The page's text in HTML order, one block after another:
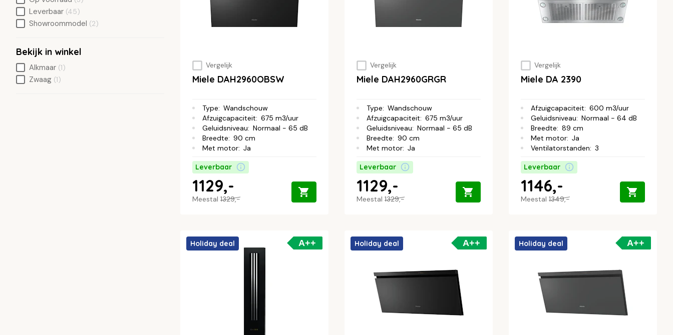
Vergelijk
Miele DAH2960OBSW
Type: Wandschouw
Afzuigcapaciteit: 675 m3/uur
Geluidsniveau: Normaal - 65 dB
Breedte: 90 cm
Met motor: Ja
Leverbaar
Meestal 1329,-
1129,-
Vergelijk
Miele DAH2960GRGR
Type: Wandschouw
Afzuigcapaciteit: 675 m3/uur
Geluidsniveau: Normaal - 65 dB
Breedte: 90 cm
Met motor: Ja
Leverbaar
Meestal 1329,-
1129,-
Vergelijk
Miele DA 2390
Afzuigcapaciteit: 600 m3/uur
Geluidsniveau: Normaal - 64 dB
Breedte: 89 cm
Met motor: Ja
Ventilatorstanden: 3
Leverbaar
Meestal 1349,-
1146,-
A++
Holiday deal A++
Holiday deal A++
Holiday deal
Leverbaar (45)
Showroommodel (2)
Bekijk in winkel
Alkmaar (1)
Zwaag (1)